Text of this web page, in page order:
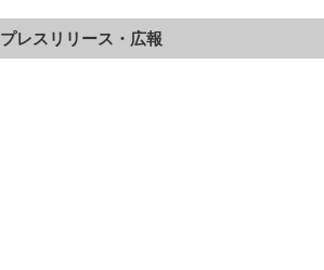
プレスリリース・広報